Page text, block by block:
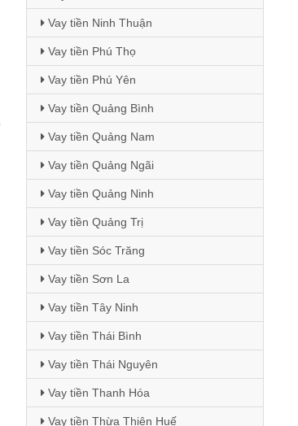
Vay tiền Ninh Thuận
Vay tiền Phú Thọ
Vay tiền Phú Yên
Vay tiền Quảng Bình
Vay tiền Quảng Nam
Vay tiền Quảng Ngãi
Vay tiền Quảng Ninh
Vay tiền Quảng Trị
Vay tiền Sóc Trăng
Vay tiền Sơn La
Vay tiền Tây Ninh
Vay tiền Thái Bình
Vay tiền Thái Nguyên
Vay tiền Thanh Hóa
Vay tiền Thừa Thiên Huế